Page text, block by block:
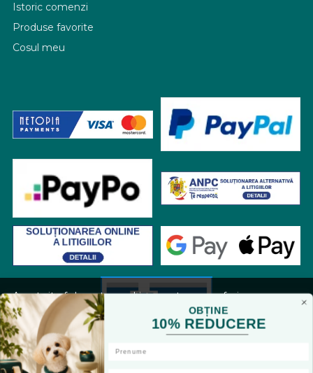
Acest site foloseste cookies pentru a va oferi
functionalitatea dorita. Navigand in continuare, sunteti
de acord cu
Politica de cookiessi cu plasarea de cookies,
cu scopul de a va oferi o experienta imbunatatita.
Istoric comenzi
Produse favorite
Cosul meu
OBȚINE
10% REDUCERE